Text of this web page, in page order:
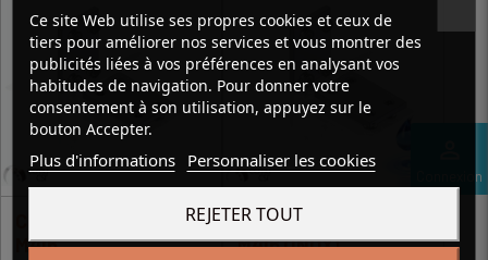
Connexion
CHARIOT À GALETS -
M416
CHARIOT À GALETS -
M416 (INOX)
Ce site Web utilise ses propres cookies et ceux de
tiers pour améliorer nos services et vous montrer des
publicités liées à vos préférences en analysant vos
habitudes de navigation. Pour donner votre
consentement à son utilisation, appuyez sur le
bouton Accepter.
Plus d'informations Personnaliser les cookies
REJETER TOUT